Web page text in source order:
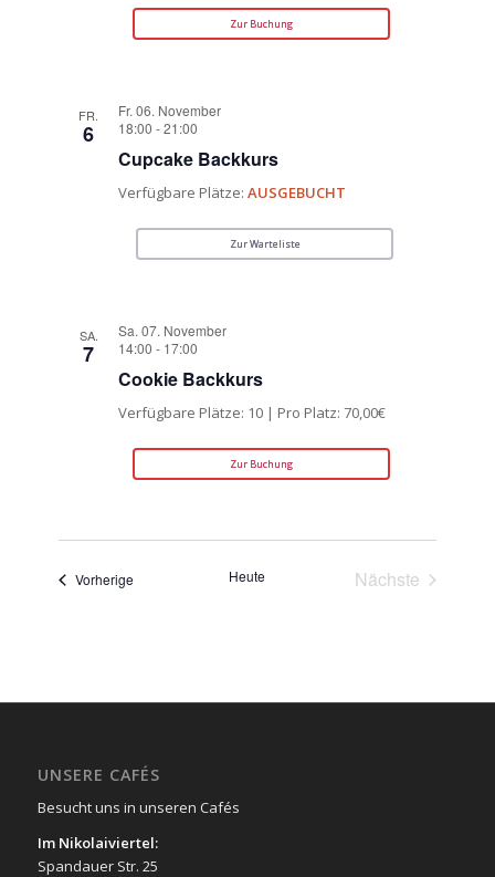
Zur Buchung
FR.
6
Fr. 06. November
18:00 -21:00
Cupcake Backkurs
Verfügbare Plätze:AUSGEBUCHT
Zur Warteliste
SA.
7
Sa. 07. November
14:00 - 17:00
Cookie Backkurs
Verfügbare Plätze: 10 | Pro Platz: 70,00€
Zur Buchung
Vorherige VeranstaltungenHeute
Nächste
UNSERE CAFÉS
Besucht uns in unseren Cafés
Im Nikolaiviertel:
Spandauer Str. 25